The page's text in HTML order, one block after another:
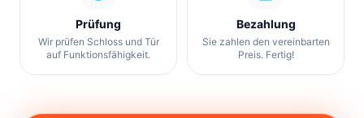
Prüfung
Wir prüfen Schloss und Tür
auf Funktionsfähigkeit.
Bezahlung
Sie zahlen den vereinbarten
Preis. Fertig!